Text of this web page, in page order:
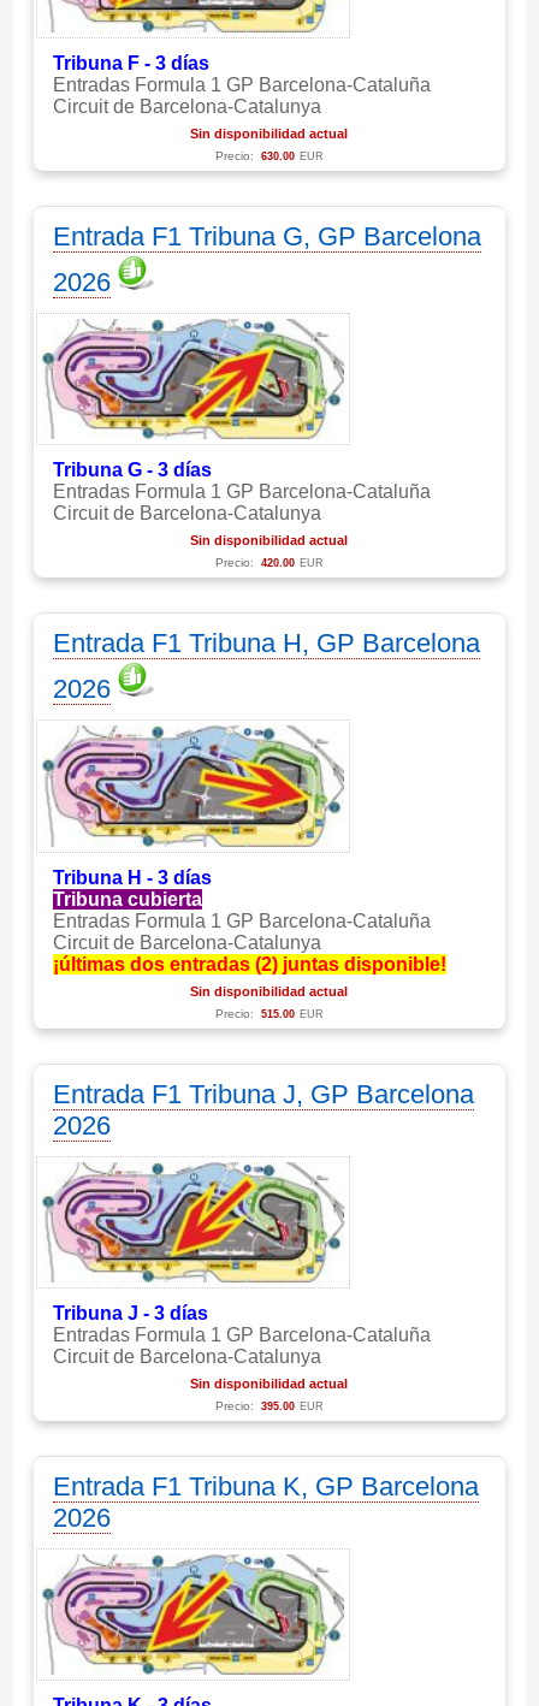
Tribuna F - 3 días
Entradas Formula 1 GP Barcelona-Cataluña
Circuit de Barcelona-Catalunya
Sin disponibilidad actual
Precio: 630.00 EUR
Entrada F1 Tribuna G, GP Barcelona
2026
Tribuna G - 3 días
Entradas Formula 1 GP Barcelona-Cataluña
Circuit de Barcelona-Catalunya
Sin disponibilidad actual
Precio: 420.00 EUR
Entrada F1 Tribuna H, GP Barcelona
2026
Tribuna H - 3 días
Tribuna cubierta
Entradas Formula 1 GP Barcelona-Cataluña
Circuit de Barcelona-Catalunya
¡últimas dos entradas (2) juntas disponible!
Sin disponibilidad actual
Precio: 515.00 EUR
Entrada F1 Tribuna J, GP Barcelona
2026
Tribuna J - 3 días
Entradas Formula 1 GP Barcelona-Cataluña
Circuit de Barcelona-Catalunya
Sin disponibilidad actual
Precio: 395.00 EUR
Entrada F1 Tribuna K, GP Barcelona
2026